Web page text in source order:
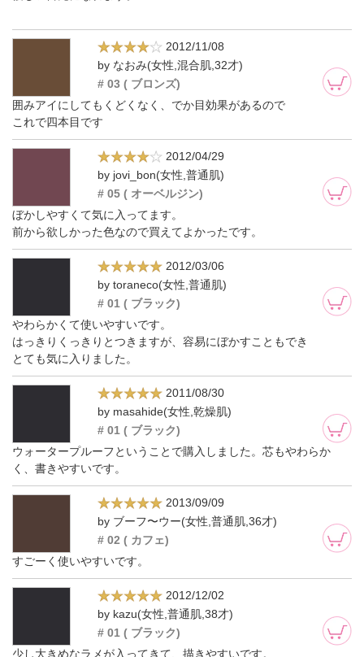
2012/11/08
by なおみ(女性,混合肌,32才)
# 03 ( ブロンズ)
囲みアイにしてもくどくなく、でか目効果があるので
これで四本目です
2012/04/29
by jovi_bon(女性,普通肌)
# 05 ( オーベルジン)
ぼかしやすくて気に入ってます。
前から欲しかった色なので買えてよかったです。
2012/03/06
by toraneco(女性,普通肌)
# 01 ( ブラック)
やわらかくて使いやすいです。
はっきりくっきりとつきますが、容易にぼかすこともでき
とても気に入りました。
2011/08/30
by masahide(女性,乾燥肌)
# 01 ( ブラック)
ウォータープルーフということで購入しました。芯もやわらか
く、書きやすいです。
2013/09/09
by ブーフ〜ウー(女性,普通肌,36才)
# 02 ( カフェ)
すごーく使いやすいです。
2012/12/02
by kazu(女性,普通肌,38才)
# 01 ( ブラック)
少し大きめなラメが入ってきて、描きやすいです。